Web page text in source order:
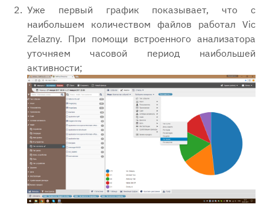
Уже первый график показывает, что с
наибольшем количеством файлов работал Vic
Zelazny. При помощи встроенного анализатора
уточняем часовой период наибольшей
активности;